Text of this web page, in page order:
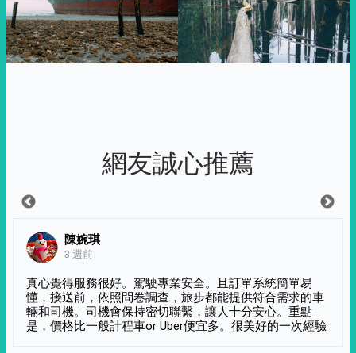
網友誠心推薦
陳婉琪
3 週前
真心覺得服務很好。駕駛專業安全。且訂單系統簡單易
懂，接送前，依照問卷調查，旅步都能提供符合需求的車
輛和司機。司機會保持密切聯繫，讓人十分安心。重點
是，價格比一般計程車or Uber便宜多。很美好的一次經驗